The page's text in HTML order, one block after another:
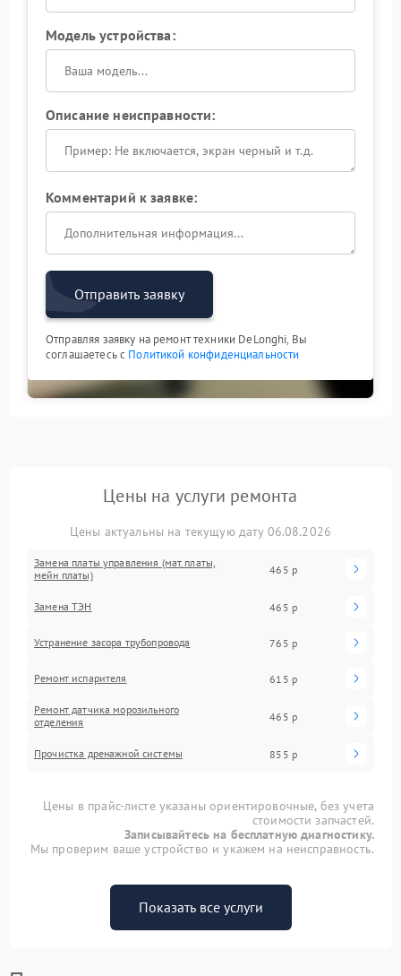
Модель устройства:
Описание неисправности:
Комментарий к заявке:
Отправить заявку
Отправляя заявку на ремонт техники DeLonghi, Вы
соглашаетесь с Политикой конфиденциальности
Цены на услуги ремонта
Цены актуальны на текущую дату 06.08.2026
Замена платы управления (мат.платы,
мейн платы)
465 р
Замена ТЭН 465 р
Устранение засора трубопровода 765 р
Ремонт испарителя 615 р
Ремонт датчика морозильного
отделения
465 р
Прочистка дренажной системы 855 р
Цены в прайс-листе указаны ориентировочные, без учета
стоимости запчастей.
Записывайтесь на бесплатную диагностику.
Мы проверим ваше устройство и укажем на неисправность.
Показать все услуги